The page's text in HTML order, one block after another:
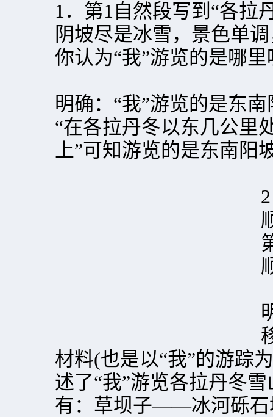
1．第1自然段写到“各拉
阴坡尽是冰雪，景色单
你认为“我”游览的是哪里
明确：“我”游览的是东
“在各拉丹冬以东几公里
上”可知游览的是东南阳
材料(也是以“我”的游踪
述了“我”游览各拉丹冬
有：草坝子——冰河砾